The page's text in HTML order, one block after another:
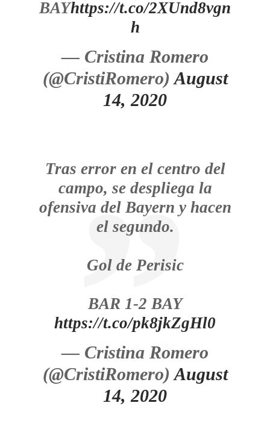
BAYhttps://t.co/2XUnd8vgn
h
— Cristina Romero
(@CristiRomero)August
14, 2020
Tras error en el centro del
campo, se despliega la
ofensiva del Bayern y hacen
el segundo.
Gol de Perisic
BAR 1-2 BAY
https://t.co/pk8jkZgHl0
— Cristina Romero
(@CristiRomero)August
14, 2020